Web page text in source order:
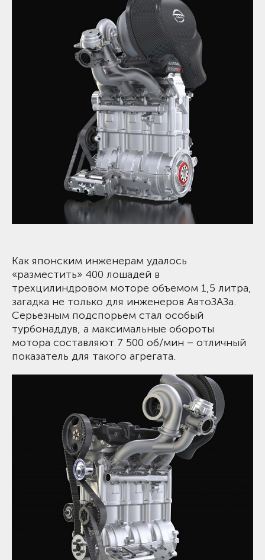
Как японским инженерам удалось
«разместить» 400 лошадей в
трехцилиндровом моторе объемом 1,5 литра,
загадка не только для инженеров АвтоЗАЗа.
Серьезным подспорьем стал особый
турбонаддув, а максимальные обороты
мотора составляют 7 500 об/мин – отличный
показатель для такого агрегата.